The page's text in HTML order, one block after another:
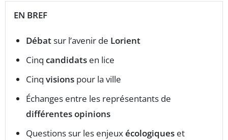
EN BREF
Débatsur l’avenir de Lorient
Cinq candidats en lice
Cinq visions pour la ville
Échanges entre les représentants de
différentes opinions
Questions sur les enjeuxécologiques et